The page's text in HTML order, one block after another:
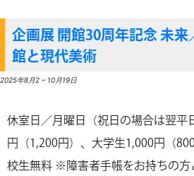
企画展 開館30周年記念 未
館と現代美術
2025年8月2 – 10月19日
休室日／月曜日（祝日の場合は翌平
円（1,200円）、大学生1,000円（
校生無料 ※障害者手帳をお持ちの